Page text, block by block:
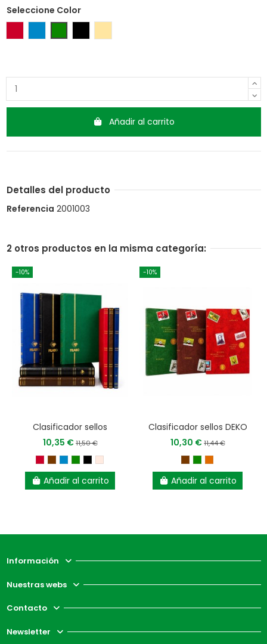
Seleccione Color
Añadir al carrito
Detalles del producto
Referencia 2001003
2 otros productos en la misma categoría:
-10%
Clasificador sellos
10,35 €11,50 €
Añadir al carrito
-10%
Clasificador sellos DEKO
10,30 €11,44 €
Añadir al carrito
Información
Nuestras webs
Contacto
Newsletter